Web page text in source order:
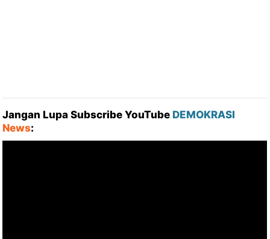
Jangan Lupa Subscribe YouTube DEMOKRASI
News: